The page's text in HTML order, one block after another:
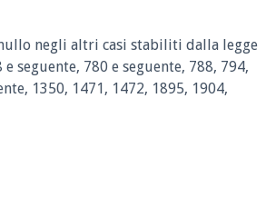
negli altri casi stabiliti dalla legge
seguente, 780 e seguente, 788, 794,
1350, 1471, 1472, 1895, 1904,